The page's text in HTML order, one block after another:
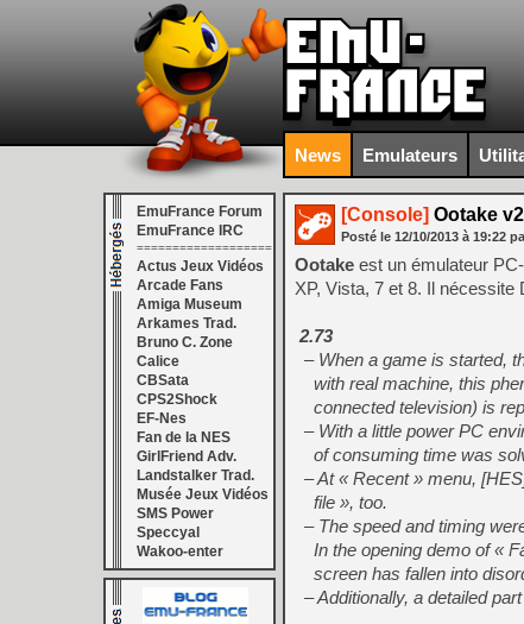
News Emulateurs
EmuFrance Forum
EmuFrance IRC
===================
Actus Jeux Vidéos
Arcade Fans
Amiga Museum
Arkames Trad.
Bruno C. Zone
Calice
CBSata
CPS2Shock
EF-Nes
Fan de la NES
GirlFriend Adv.
Landstalker Trad.
Musée Jeux Vidéos
SMS Power
Speccyal
Wakoo-enter
[Console] Ootake
Posté le 12/10/2013 à 19:22
Ootake est un émulateur
XP, Vista, 7 et 8. Il
2.73
– When a game is started,
with real machine, this
connected television) is
– With a little power PC
of consuming time was
– At « Recent » menu,
file », too.
– The speed and timing
In the opening demo of «
screen has fallen into
– Additionally, a detailed